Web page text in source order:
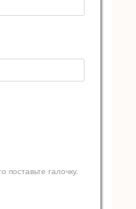
поставьте галочку.